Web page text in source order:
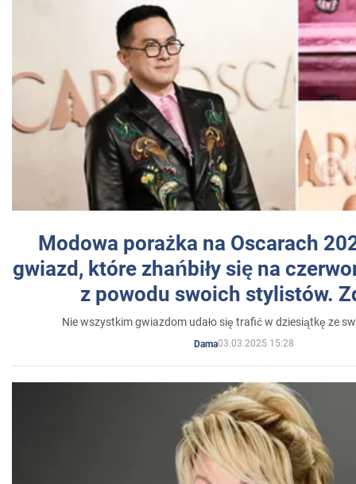
Modowa porażka na Oscarach
gwiazd, które zhańbiły się na
z powodu swoich stylistów.
Nie wszystkim gwiazdom udało się trafić w dziesiątkę ze
Dama03.03.2025 15:28